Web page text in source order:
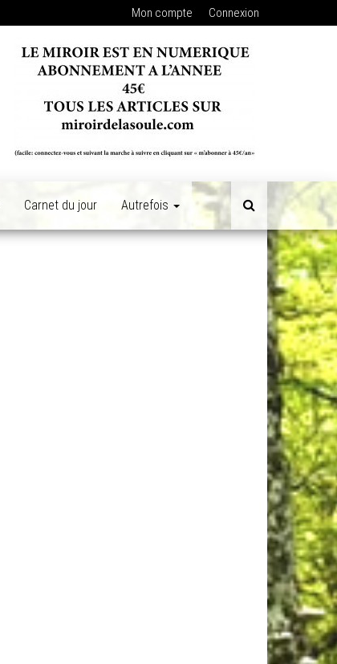
Mon compte Connexion
Carnet du jour Autrefois